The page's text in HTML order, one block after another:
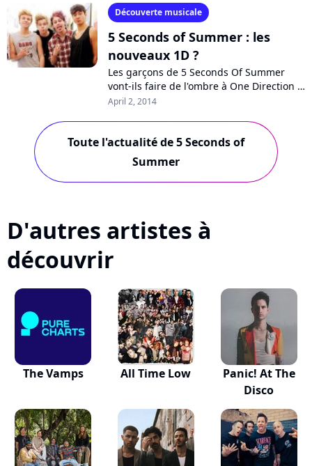
vu...
Découverte musicale
5 Seconds of Summer : les
nouveaux 1D ?
Les garçons de 5 Seconds Of Summer
vont-ils faire de l'ombre à One Direction ?
Originaires d'Australie, Michael, Luke,
April 2, 2014
Toute l'actualité de 5 Seconds of
Summer
D'autres artistes à
découvrir
The Vamps All Time Low
Panic! At The
Disco